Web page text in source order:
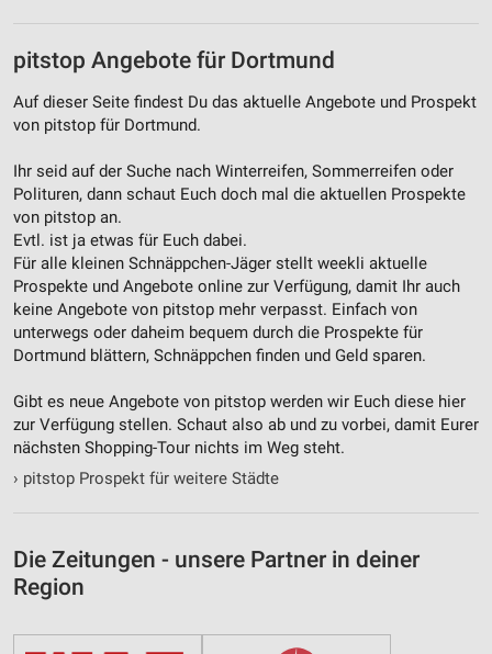
pitstop Angebote für Dortmund
Auf dieser Seite findest Du das aktuelle Angebote und Prospekt
von pitstop für Dortmund.
Ihr seid auf der Suche nach Winterreifen, Sommerreifen oder
Polituren, dann schaut Euch doch mal die aktuellen Prospekte
von pitstop an.
Evtl. ist ja etwas für Euch dabei.
Für alle kleinen Schnäppchen-Jäger stellt weekli aktuelle
Prospekte und Angebote online zur Verfügung, damit Ihr auch
keine Angebote von pitstop mehr verpasst. Einfach von
unterwegs oder daheim bequem durch die Prospekte für
Dortmund blättern, Schnäppchen finden und Geld sparen.
Gibt es neue Angebote von pitstop werden wir Euch diese hier
zur Verfügung stellen. Schaut also ab und zu vorbei, damit Eurer
nächsten Shopping-Tour nichts im Weg steht.
› pitstop Prospekt für weitere Städte
Die Zeitungen - unsere Partner in deiner
Region